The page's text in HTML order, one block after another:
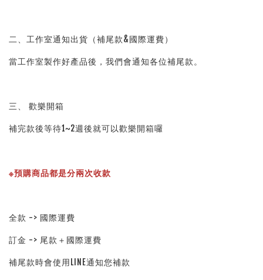
二、工作室通知出貨（補尾款&國際運費）
當工作室製作好產品後，我們會通知各位補尾款。
三、 歡樂開箱
補完款後等待1~2週後就可以歡樂開箱囉
※預購商品都是分兩次收款
全款 -> 國際運費
訂金 -> 尾款＋國際運費
補尾款時會使用LINE通知您補款